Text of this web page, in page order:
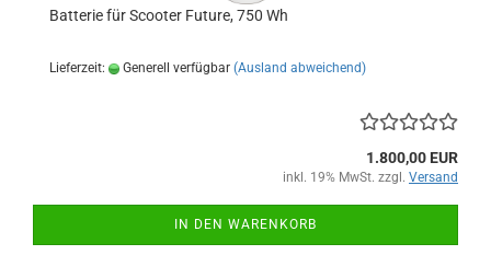
Batterie für Scooter Future, 750 Wh
Lieferzeit: Generell verfügbar (Ausland abweichend)
1.800,00 EUR
inkl. 19% MwSt. zzgl. Versand
IN DEN WARENKORB